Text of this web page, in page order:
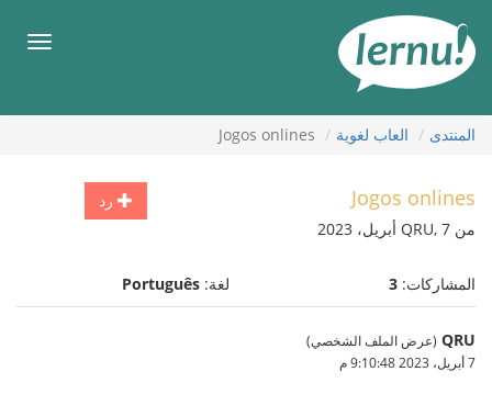
المحتويات
قائمة
المنتدى العاب لغوية Jogos onlines
رد Jogos onlines
من QRU, 7 أبريل، 2023
المشاركات: 3 لغة: Português
QRU (عرض الملف الشخصي)
7 أبريل، 2023 9:10:48 م